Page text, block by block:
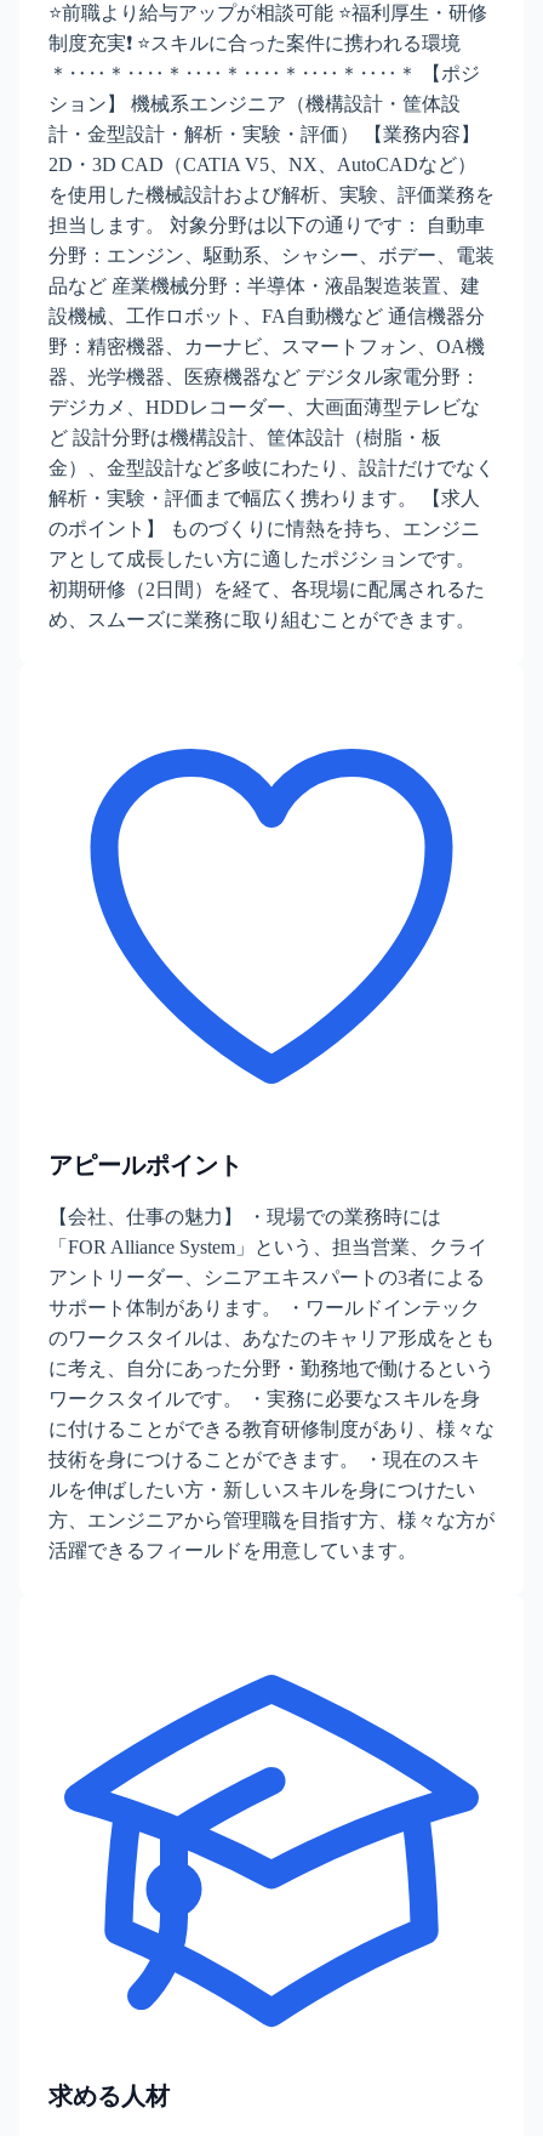
⭐前職より給与アップが相談可能 ⭐福利厚生・研修
制度充実❗ ⭐スキルに合った案件に携われる環境
＊‥‥＊‥‥＊‥‥＊‥‥＊‥‥＊‥‥＊ 【ポジ
ション】 機械系エンジニア（機構設計・筐体設
計・金型設計・解析・実験・評価） 【業務内容】
2D・3D CAD（CATIA V5、NX、AutoCADなど）
を使用した機械設計および解析、実験、評価業務を
担当します。 対象分野は以下の通りです： 自動車
分野：エンジン、駆動系、シャシー、ボデー、電装
品など 産業機械分野：半導体・液晶製造装置、建
設機械、工作ロボット、FA自動機など 通信機器分
野：精密機器、カーナビ、スマートフォン、OA機
器、光学機器、医療機器など デジタル家電分野：
デジカメ、HDDレコーダー、大画面薄型テレビな
ど 設計分野は機構設計、筐体設計（樹脂・板
金）、金型設計など多岐にわたり、設計だけでなく
解析・実験・評価まで幅広く携わります。 【求人
のポイント】 ものづくりに情熱を持ち、エンジニ
アとして成長したい方に適したポジションです。
初期研修（2日間）を経て、各現場に配属されるた
め、スムーズに業務に取り組むことができます。
アピールポイント
【会社、仕事の魅力】 ・現場での業務時には
「FOR Alliance System」という、担当営業、クライ
アントリーダー、シニアエキスパートの3者による
サポート体制があります。 ・ワールドインテック
のワークスタイルは、あなたのキャリア形成をとも
に考え、自分にあった分野・勤務地で働けるという
ワークスタイルです。 ・実務に必要なスキルを身
に付けることができる教育研修制度があり、様々な
技術を身につけることができます。 ・現在のスキ
ルを伸ばしたい方・新しいスキルを身につけたい
方、エンジニアから管理職を目指す方、様々な方が
活躍できるフィールドを用意しています。
求める人材